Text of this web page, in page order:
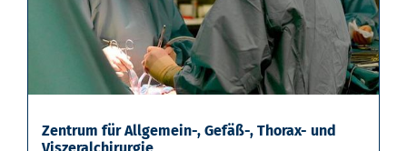
Zentrum für Allgemein-, Gefäß-, Thorax- und